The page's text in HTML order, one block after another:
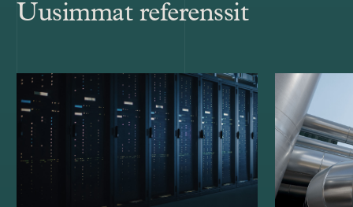
Uusimmat referenssit